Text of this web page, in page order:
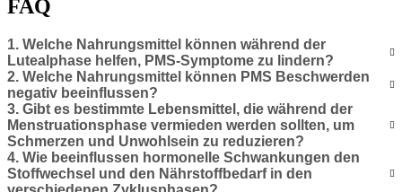
FAQ
1. Welche Nahrungsmittel können während der
Lutealphase helfen, PMS-Symptome zu lindern?
2. Welche Nahrungsmittel können PMS Beschwerden
negativ beeinflussen?
3. Gibt es bestimmte Lebensmittel, die während der
Menstruationsphase vermieden werden sollten, um
Schmerzen und Unwohlsein zu reduzieren?
4. Wie beeinflussen hormonelle Schwankungen den
Stoffwechsel und den Nährstoffbedarf in den